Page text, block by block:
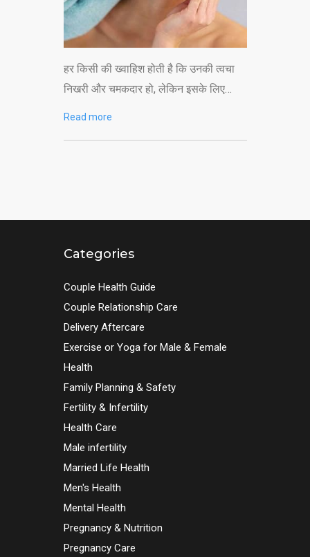
हर किसी की ख्वाहिश होती है कि उनकी त्वचा
निखरी और चमकदार हो, लेकिन इसके लिए…
Read more
Categories
Couple Health Guide
Couple Relationship Care
Delivery Aftercare
Exercise or Yoga for Male & Female
Health
Family Planning & Safety
Fertility & Infertility
Health Care
Male infertility
Married Life Health
Men's Health
Mental Health
Pregnancy & Nutrition
Pregnancy Care